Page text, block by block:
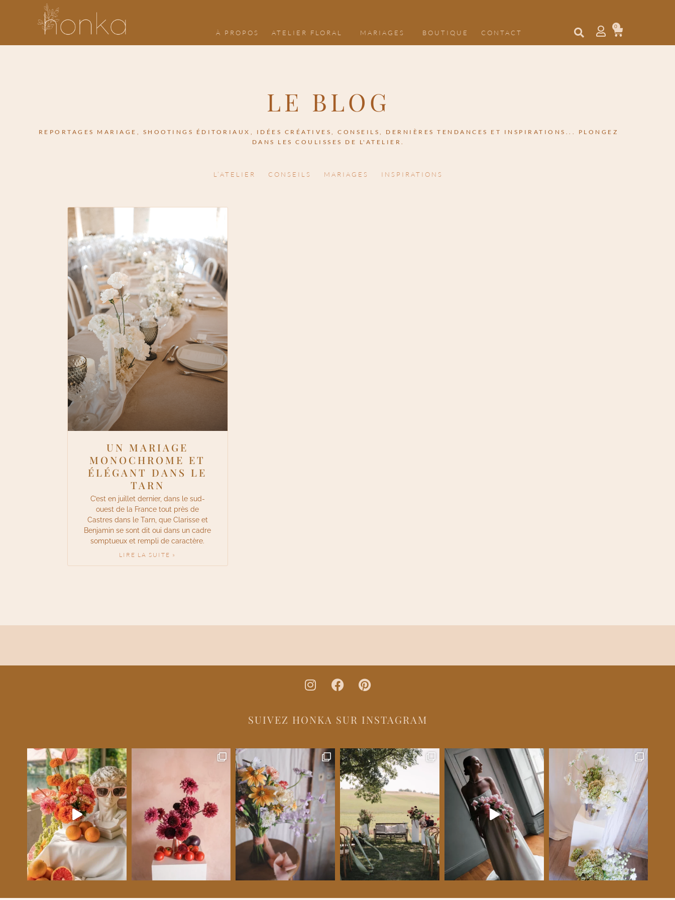
À PROPOS ATELIER FLORAL MARIAGES BOUTIQUE CONTACT
0
LE BLOG
REPORTAGES MARIAGE, SHOOTINGS ÉDITORIAUX, IDÉES CRÉATIVES, CONSEILS, DERNIÈRES TENDANCES ET INSPIRATIONS... PLONGEZ
DANS LES COULISSES DE L'ATELIER.
L’ATELIER CONSEILS MARIAGES INSPIRATIONS
UN MARIAGE
MONOCHROME ET
ÉLÉGANT DANS LE
TARN
C’est en juillet dernier, dans le sud-
ouest de la France tout près de
Castres dans le Tarn, que Clarisse et
Benjamin se sont dit oui dans un cadre
somptueux et rempli de caractère.
LIRE LA SUITE »
SUIVEZ HONKA SUR INSTAGRAM